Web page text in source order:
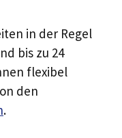
in der Regel
bis zu 24
flexibel
den
.